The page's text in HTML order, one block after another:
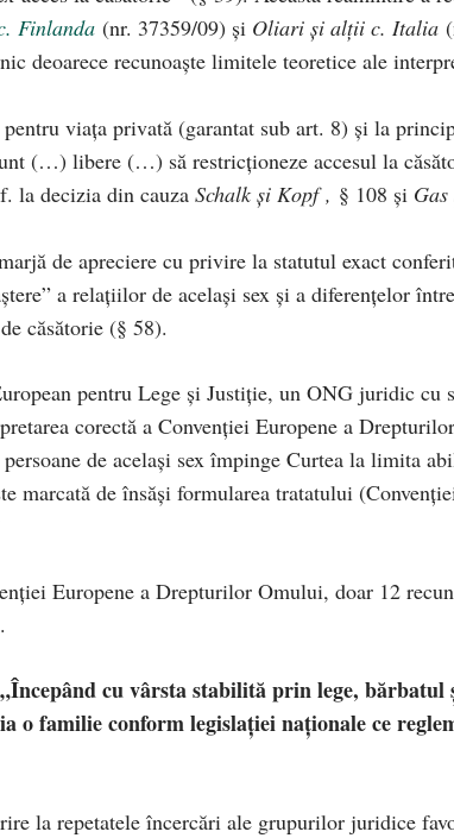
Finlanda (nr. 37359/09) și Oliari și alții c. Italia
deoarece recunoaște limitele teoretice ale
viața privată (garantat sub art. 8) și la
(…) libere (…) să restricționeze accesul la
la decizia din cauza Schalk și Kopf, § 108 și
de apreciere cu privire la statutul exact
a relațiilor de același sex și a diferențelor
căsătorie (§ 58).
pentru Lege și Justiție, un ONG juridic cu
corectă a Convenției Europene a
de același sex împinge Curtea la limita
marcată de însăși formularea tratatului
Europene a Drepturilor Omului, doar 12
„Începând cu vârsta stabilită prin lege, bărbatul
o familie conform legislației naționale ce
la repetatele încercări ale grupurilor juridice